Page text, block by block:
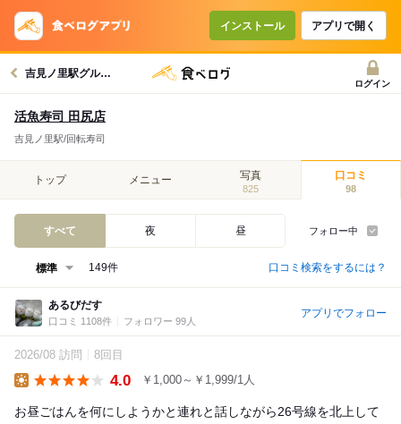
インストール アプリで開く
吉見ノ里駅グルメへ
ログイン
活魚寿司 田尻店
吉見ノ里駅/回転寿司
トップ メニュー 写真
825
口コミ
98
すべて 夜 昼 フォロー中
149件 口コミ検索をするには？
あるびだす
口コミ 1108件 フォロワー 99人
アプリでフォロー
2026/08 訪問 8回目
4.0 ￥1,000～￥1,999/1人
お昼ごはんを何にしようかと連れと話しながら26号線を北上して